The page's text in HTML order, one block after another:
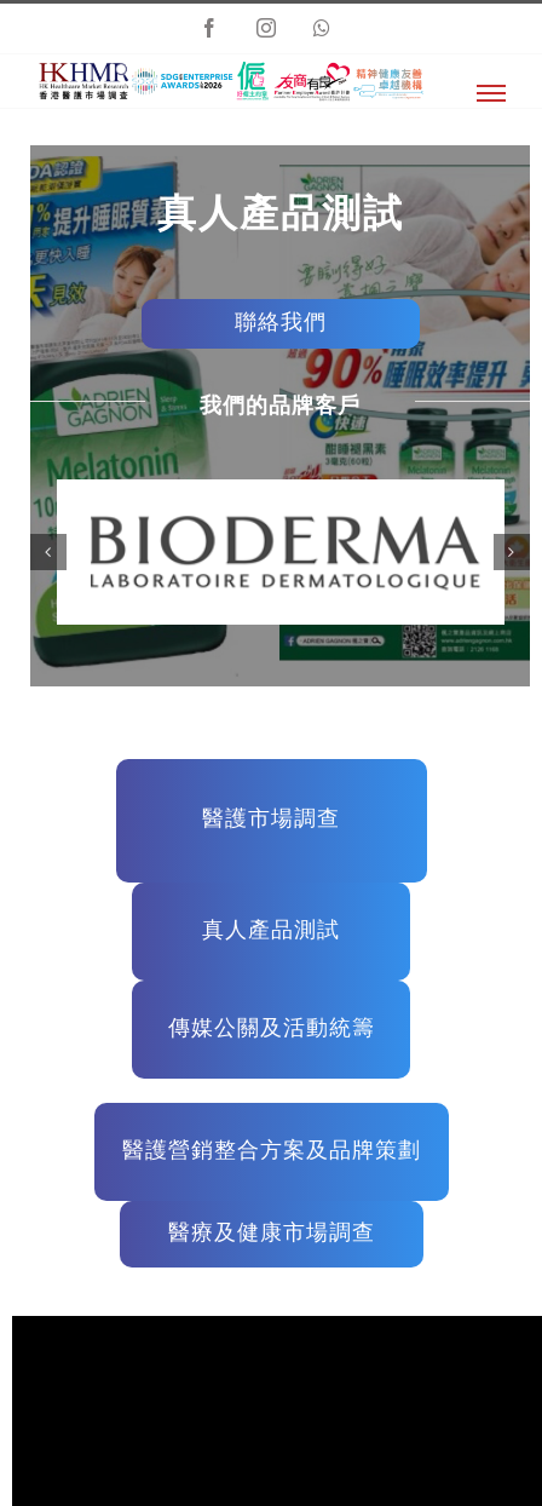
Skip
content
FacebookInstagram
真人產品測試
聯絡我們
我們的品牌客戶
醫護市場調查
真人產品測試
傳媒公關及活動統籌
醫護營銷整合方案及品牌策劃
醫療及健康市場調查